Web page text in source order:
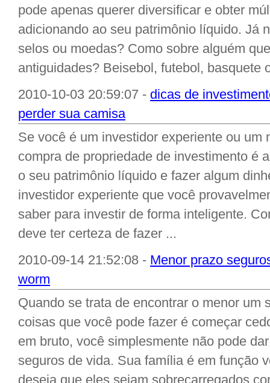
pode apenas querer diversificar e obter
adicionando ao seu patrimônio líquido. Já
selos ou moedas? Como sobre alguém
antiguidades? Beisebol, futebol, basquete
2010-10-03 20:59:07 - dicas de
perder sua camisa
Se você é um investidor experiente ou um
compra de propriedade de investimento é
o seu patrimônio líquido e fazer algum
investidor experiente que você
saber para investir de forma inteligente.
deve ter certeza de fazer ...
2010-09-14 21:52:08 - Menor prazo
worm
Quando se trata de encontrar o menor um
coisas que você pode fazer é começar
em bruto, você simplesmente não pode
seguros de vida. Sua família é em função
deseja que eles sejam sobrecarregados